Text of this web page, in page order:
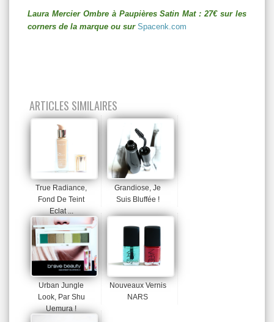
Laura Mercier Ombre à Paupières Satin Mat : 27€ sur les
corners de la marque ou sur Spacenk.com
ARTICLES SIMILAIRES
True Radiance,
Fond De Teint
Eclat ...
Grandiose, Je
Suis Bluffée !
Urban Jungle
Look, Par Shu
Uemura !
Nouveaux Vernis
NARS